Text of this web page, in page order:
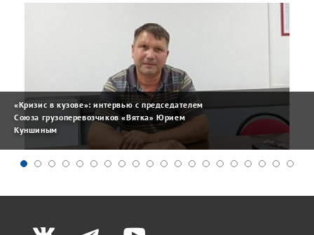
«Кризис в кузове»: интервью с председателем
Союза грузоперевозчиков «Вятка» Юрием
Куншиным